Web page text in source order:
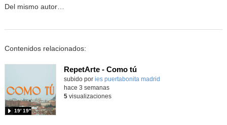
Del mismo autor…
Contenidos relacionados:
RepetArte - Como tú
subido por ies puertabonita madrid
19′ 19″
hace 3 semanas
5visualizaciones